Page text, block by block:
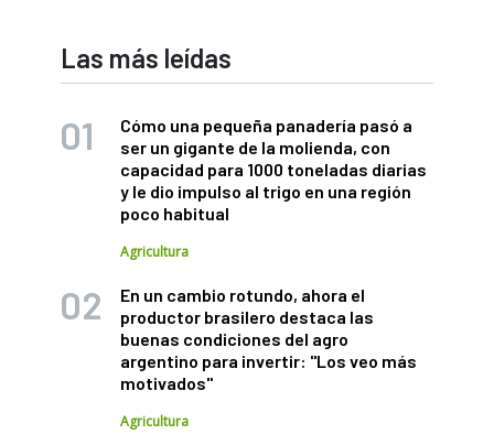
Las más leídas
Cómo una pequeña panadería pasó a
ser un gigante de la molienda, con
capacidad para 1000 toneladas diarias
y le dio impulso al trigo en una región
poco habitual
Agricultura
En un cambio rotundo, ahora el
productor brasilero destaca las
buenas condiciones del agro
argentino para invertir: "Los veo más
motivados"
Agricultura